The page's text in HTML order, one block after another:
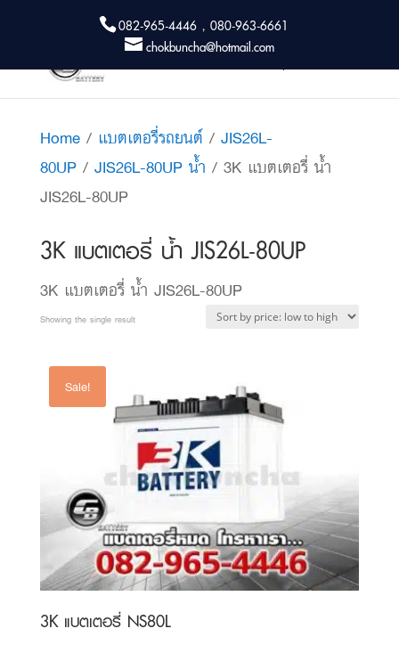
082-965-4446 , 080-963-6661
chokbuncha@hotmail.com
Home/ แบตเตอรี่รถยนต์/ JIS26L-
80UP/ JIS26L-80UP น้ำ / 3K แบตเตอรี่ น้ำ
JIS26L-80UP
3K แบตเตอรี่ น้ำ JIS26L-80UP
3K แบตเตอรี่ น้ำ JIS26L-80UP
Showing the single result
Sale!
3K แบตเตอรี่ NS80L